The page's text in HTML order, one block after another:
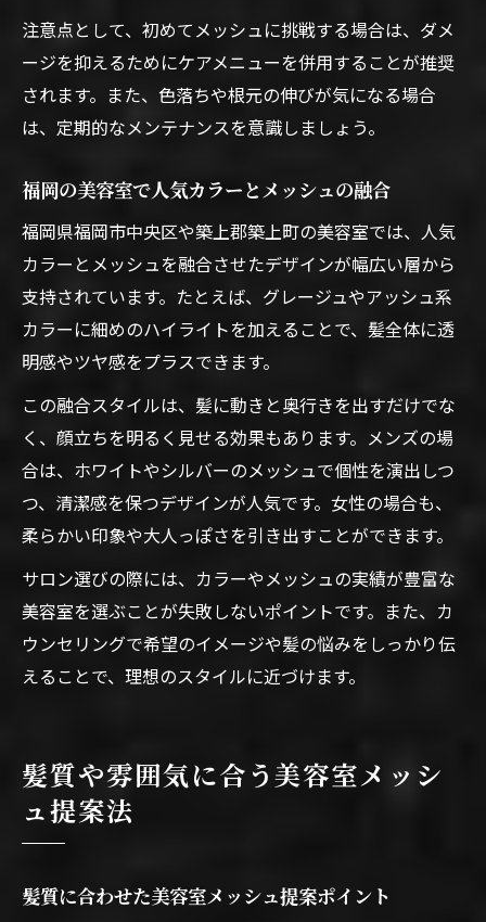
注意点として、初めてメッシュに挑戦する場合は、ダメ
ージを抑えるためにケアメニューを併用することが推奨
されます。また、色落ちや根元の伸びが気になる場合
は、定期的なメンテナンスを意識しましょう。
福岡の美容室で人気カラーとメッシュの融合
福岡県福岡市中央区や築上郡築上町の美容室では、人気
カラーとメッシュを融合させたデザインが幅広い層から
支持されています。たとえば、グレージュやアッシュ系
カラーに細めのハイライトを加えることで、髪全体に透
明感やツヤ感をプラスできます。
この融合スタイルは、髪に動きと奥行きを出すだけでな
く、顔立ちを明るく見せる効果もあります。メンズの場
合は、ホワイトやシルバーのメッシュで個性を演出しつ
つ、清潔感を保つデザインが人気です。女性の場合も、
柔らかい印象や大人っぽさを引き出すことができます。
サロン選びの際には、カラーやメッシュの実績が豊富な
美容室を選ぶことが失敗しないポイントです。また、カ
ウンセリングで希望のイメージや髪の悩みをしっかり伝
えることで、理想のスタイルに近づけます。
髪質や雰囲気に合う美容室メッシ
ュ提案法
髪質に合わせた美容室メッシュ提案ポイント